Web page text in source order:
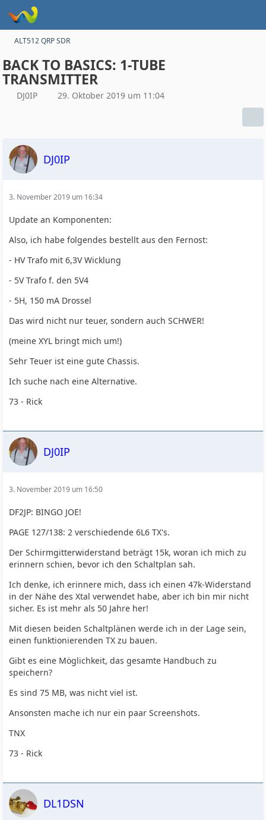
ALT512 QRP SDR
BACK TO BASICS: 1-TUBE
TRANSMITTER
DJ0IP 29. Oktober 2019 um 11:04
DJ0IP
3. November 2019 um 16:34
Update an Komponenten:
Also, ich habe folgendes bestellt aus den Fernost:
- HV Trafo mit 6,3V Wicklung
- 5V Trafo f. den 5V4
- 5H, 150 mA Drossel
Das wird nicht nur teuer, sondern auch SCHWER!
(meine XYL bringt mich um!)
Sehr Teuer ist eine gute Chassis.
Ich suche nach eine Alternative.
73 - Rick
DJ0IP
3. November 2019 um 16:50
DF2JP: BINGO JOE!
PAGE 127/138: 2 verschiedende 6L6 TX's.
Der Schirmgitterwiderstand beträgt 15k, woran ich mich zu
erinnern schien, bevor ich den Schaltplan sah.
Ich denke, ich erinnere mich, dass ich einen 47k-Widerstand
in der Nähe des Xtal verwendet habe, aber ich bin mir nicht
sicher. Es ist mehr als 50 Jahre her!
Mit diesen beiden Schaltplänen werde ich in der Lage sein,
einen funktionierenden TX zu bauen.
Gibt es eine Möglichkeit, das gesamte Handbuch zu
speichern?
Es sind 75 MB, was nicht viel ist.
Ansonsten mache ich nur ein paar Screenshots.
TNX
73 - Rick
DL1DSN